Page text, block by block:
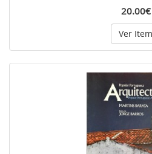
20.00€
Ver Item